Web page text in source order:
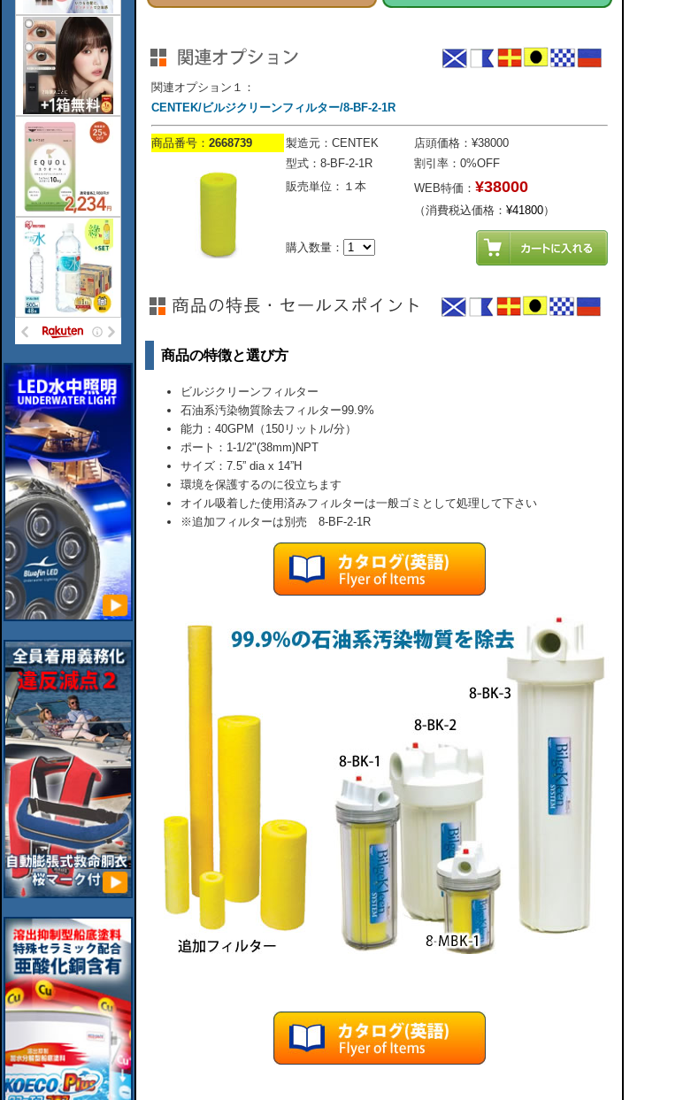
関連オプション１：
CENTEK/ビルジクリーンフィルター/8-BF-2-1R
商品番号： 2668739 製造元：CENTEK
店頭価格：¥38000
型式：8-BF-2-1R
割引率：0%OFF
販売単位：１本
WEB特価： ¥38000
（消費税込価格： ¥41800）
購入数量：
商品の特徴と選び方
ビルジクリーンフィルター
石油系汚染物質除去フィルター99.9%
能力：40GPM（150リットル/分）
ポート：1-1/2"(38mm)NPT
サイズ：7.5” dia x 14”H
環境を保護するのに役立ちます
オイル吸着した使用済みフィルターは一般ゴミとして処理して下さい
※追加フィルターは別売 8-BF-2-1R